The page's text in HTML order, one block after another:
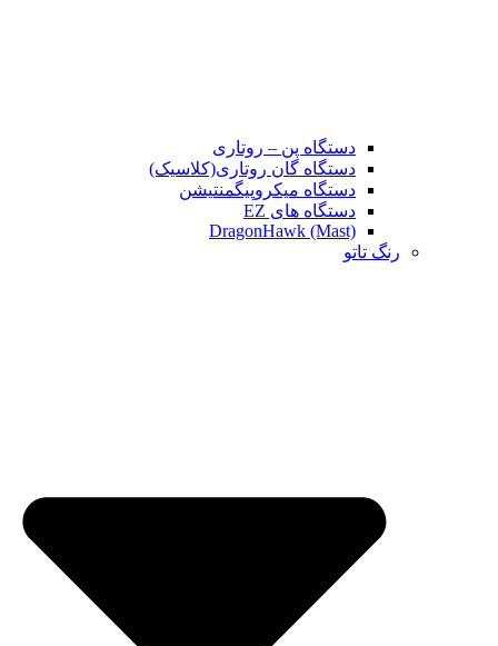
دستگاه پن – روتاری
دستگاه گان روتاری(کلاسیک)
دستگاه میکروپیگمنتیشن
دستگاه های EZ
DragonHawk (Mast)
رنگ تاتو